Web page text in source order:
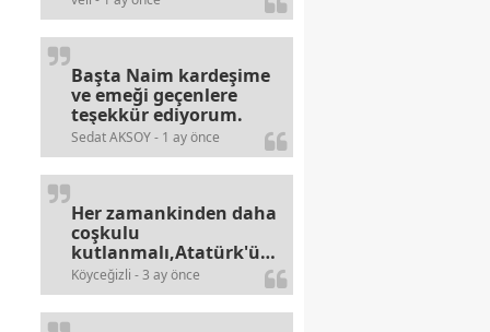
gayb den
gülümsüyordur.
Sedat AKSOY - 1 ay önce
Başta Naim kardeşime
ve emeği geçenlere
teşekkür ediyorum.
Köyceğizli - 3 ay önce
Her zamankinden daha
coşkulu
kutlanmalı,Atatürk'ün
bayramlarına olan
alerjileri bitmez,bahane
arayan illaki bulur.